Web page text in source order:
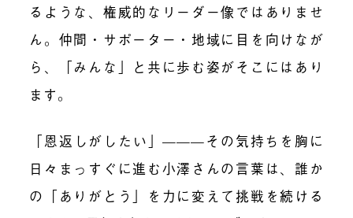
るような、権威的なリーダー像ではありませ
ん。仲間・サポーター・地域に目を向けなが
ら、「みんな」と共に歩む姿がそこにはあり
ます。
「恩返しがしたい」———その気持ちを胸に
日々まっすぐに進む小澤さんの言葉は、誰か
の「ありがとう」を力に変えて挑戦を続ける